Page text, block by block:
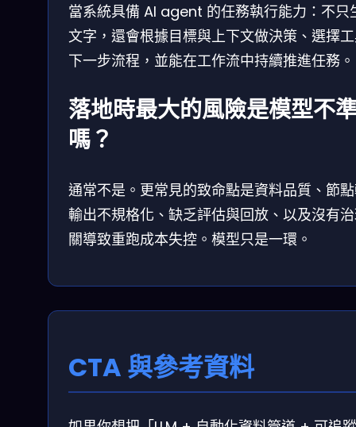
當系統具備 AI agent 的任務執行能力：不只
文字，還會根據目標與上下文做決策、選擇
下一步流程，並能在工作流中持續推進任務。
落地時最大的風險是模型不
嗎？
通常不是。更常見的致命點是資料品質、節
輸出不規格化、缺乏評估與回放、以及沒有
關導致重跑成本失控。模型只是一環。
CTA 與參考資料